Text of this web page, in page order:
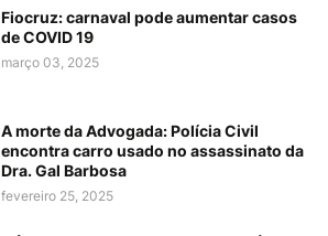
Fiocruz: carnaval pode aumentar casos
de COVID 19
março 03, 2025
A morte da Advogada: Polícia Civil
encontra carro usado no assassinato da
Dra. Gal Barbosa
fevereiro 25, 2025